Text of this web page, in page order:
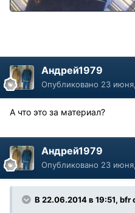
Андрей1979
Опубликовано 23
А что это за материал?
Андрей1979
Опубликовано 23
В 22.06.2014 в 19:51, bfr